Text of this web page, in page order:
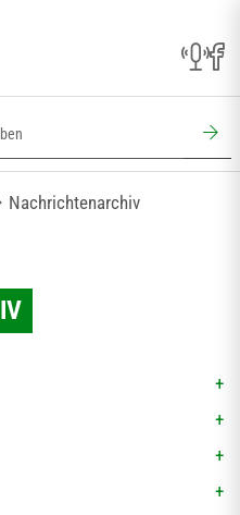
Nachrichtenarchiv